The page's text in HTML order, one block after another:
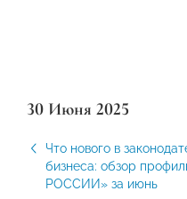
30 Июня 2025
Что нового в
бизнеса: обзор
РОССИИ» за июнь